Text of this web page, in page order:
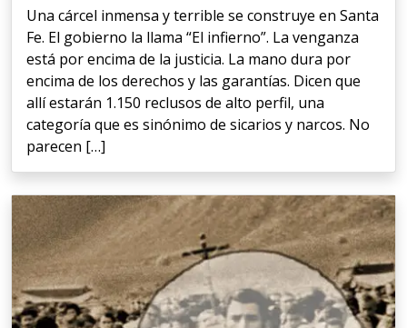
Una cárcel inmensa y terrible se construye en Santa
Fe. El gobierno la llama “El infierno”. La venganza
está por encima de la justicia. La mano dura por
encima de los derechos y las garantías. Dicen que
allí estarán 1.150 reclusos de alto perfil, una
categoría que es sinónimo de sicarios y narcos. No
parecen […]